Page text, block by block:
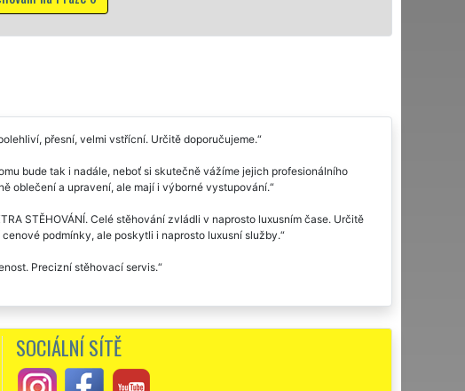
přesní, velmi vstřícní. Určitě doporučujeme.
bude tak i nadále, neboť si skutečně vážíme jejich profesionálního
oblečení a upravení, ale mají i výborné vystupování.
STĚHOVÁNÍ. Celé stěhování zvládli v naprosto luxusním čase. Určitě
podmínky, ale poskytli i naprosto luxusní služby.
Precizní stěhovací servis.
SOCIÁLNÍ SÍTĚ